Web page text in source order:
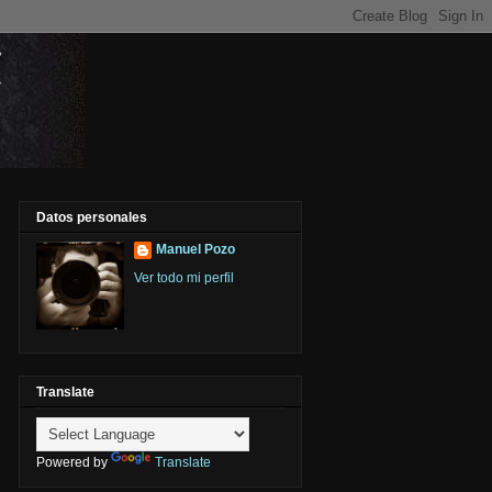
Datos personales
Manuel Pozo
Ver todo mi perfil
Translate
Powered by Translate